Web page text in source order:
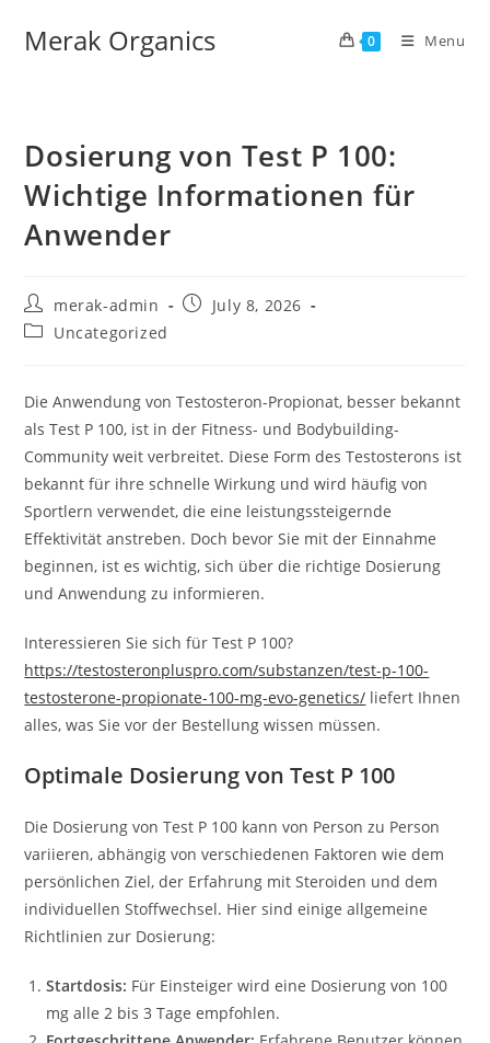
Merak Organics 0 Menu
Dosierung von Test P 100:
Wichtige Informationen für
Anwender
merak-admin
July 8, 2026
Uncategorized
Die Anwendung von Testosteron-Propionat, besser bekannt
als Test P 100, ist in der Fitness- und Bodybuilding-
Community weit verbreitet. Diese Form des Testosterons ist
bekannt für ihre schnelle Wirkung und wird häufig von
Sportlern verwendet, die eine leistungssteigernde
Effektivität anstreben. Doch bevor Sie mit der Einnahme
beginnen, ist es wichtig, sich über die richtige Dosierung
und Anwendung zu informieren.
Interessieren Sie sich für Test P 100?
https://testosteronpluspro.com/substanzen/test-p-100-
testosterone-propionate-100-mg-evo-genetics/ liefert Ihnen
alles, was Sie vor der Bestellung wissen müssen.
Optimale Dosierung von Test P 100
Die Dosierung von Test P 100 kann von Person zu Person
variieren, abhängig von verschiedenen Faktoren wie dem
persönlichen Ziel, der Erfahrung mit Steroiden und dem
individuellen Stoffwechsel. Hier sind einige allgemeine
Richtlinien zur Dosierung:
Startdosis: Für Einsteiger wird eine Dosierung von 100
mg alle 2 bis 3 Tage empfohlen.